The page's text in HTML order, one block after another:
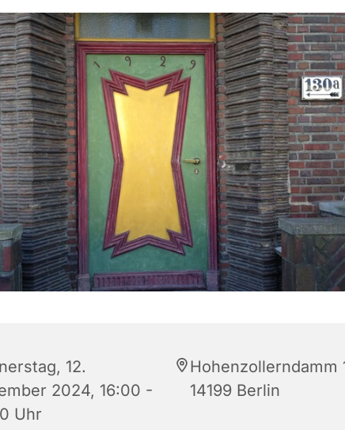
12.
2024, 16:00 -
Uhr
Hohenzollerndamm
14199 Berlin